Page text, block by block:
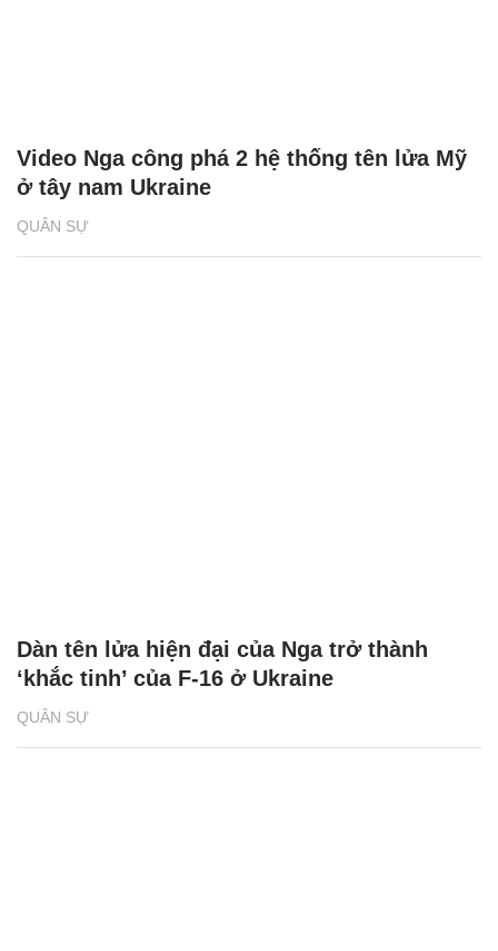
QUÂN SỰ
Video Nga công phá 2 hệ thống tên lửa Mỹ
ở tây nam Ukraine
QUÂN SỰ
Dàn tên lửa hiện đại của Nga trở thành
‘khắc tinh’ của F-16 ở Ukraine